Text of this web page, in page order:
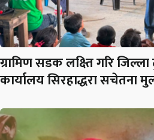
ग्रामिण सडक लक्ष्ति गरि जिल्ला
कार्यालय सिरहाद्धरा सचेतना